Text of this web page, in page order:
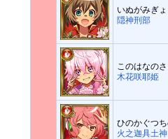
いぬがみぎ
隠神刑部
このはなの
木花咲耶姫
ひのかぐつ
火之迦具土神